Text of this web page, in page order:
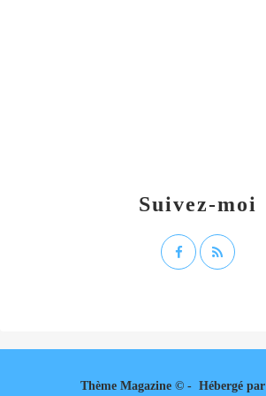
Suivez-moi
Thème Magazine © - Hébergé par